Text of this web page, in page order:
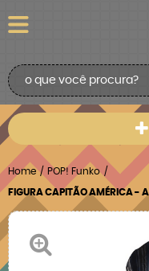
Home POP! Funko
FIGURA CAPITÃO AMÉRICA -